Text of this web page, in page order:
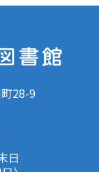
28-9
日